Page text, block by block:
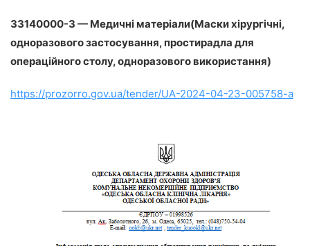
33140000-3 — Медичні матеріали(Маски хірургічні,
одноразового застосування, простирадла для
операційного столу, одноразового використання)
https://prozorro.gov.ua/tender/UA-2024-04-23-005758-a